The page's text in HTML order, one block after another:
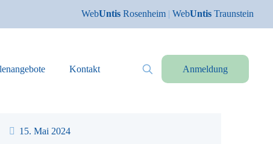
WebUntis Rosenheim | WebUntis Traunstein
Kontakt Anmeldung
15. Mai 2024